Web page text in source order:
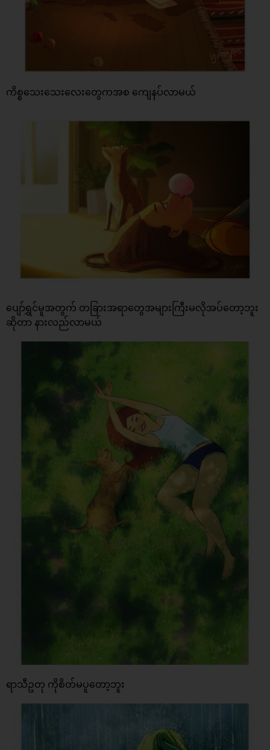
ကိစ္စသေးသေးလေးတွေကအစ ကျေနပ်လာမယ်
ပျော်ရွှင်မူအတွက် တခြားအရာတွေအများကြီးမလိုအပ်တော့ဘူး
ဆိုတာ နားလည်လာမယ်
ရာသီဥတု ကိုစိတ်မပူတော့ဘူး